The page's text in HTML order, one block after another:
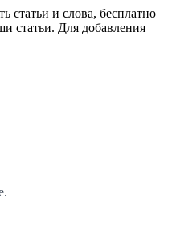
статьи и слова, бесплатно
статьи. Для добавления